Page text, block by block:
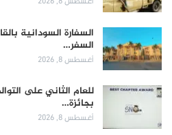
السفارة السودانية
السفر…
أغسطس 8, 2026
للعام الثاني على
بجائزة…
أغسطس 8, 2026